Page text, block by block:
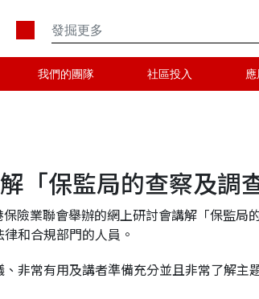
我們的團隊 社區投入
「保監局的查察及調
險業聯會舉辦的網上研討會講解「保監
和合規部門的人員。
非常有用及講者準備充分並且非常了解主